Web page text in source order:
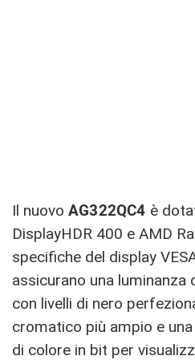
Il nuovo AG322QC4 è
DisplayHDR 400 e AMD
specifiche del display
assicurano una
con livelli di nero
cromatico più ampio e
di colore in bit per